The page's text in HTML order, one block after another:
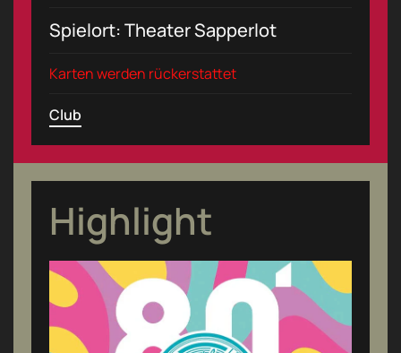
Spielort: Theater Sapperlot
Karten werden rückerstattet
Club
Highlight